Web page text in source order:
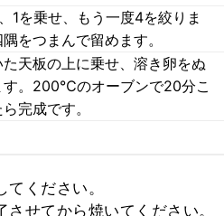
1を乗せ、もう一度4を絞りま
をつまんで留めます。
天板の上に乗せ、溶き卵をぬ
す。200℃のオーブンで20分こ
完成です。
ください。
せてから焼いてください。